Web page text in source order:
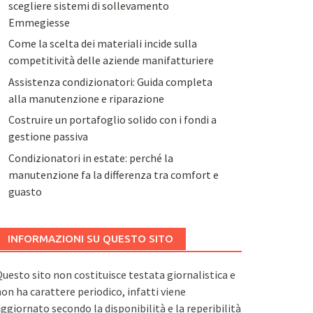
scegliere sistemi di sollevamento
Emmegiesse
Come la scelta dei materiali incide sulla
competitività delle aziende manifatturiere
Assistenza condizionatori: Guida completa
alla manutenzione e riparazione
Costruire un portafoglio solido con i fondi a
gestione passiva
Condizionatori in estate: perché la
manutenzione fa la differenza tra comfort e
guasto
INFORMAZIONI SU QUESTO SITO
sito non costituisce testata giornalistica e
ha carattere periodico, infatti viene
secondo la disponibilità e la reperibilità